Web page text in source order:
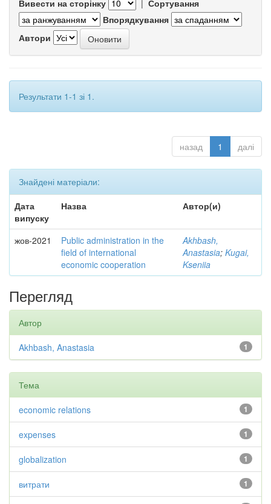
Вивести на сторінку | Сортування
Впорядкування
Автори
Результати 1-1 зі 1.
назад 1 далі
Знайдені матеріали:
Дата
випуску
Назва Автор(и)
жов-2021
Public administration in the
field of international
economic cooperation
Akhbash,
Anastasia; Kugai,
Kseniia
Перегляд
Автор
1
Akhbash, Anastasia
Тема
1
economic relations
1
expenses
1
globalization
1
витрати